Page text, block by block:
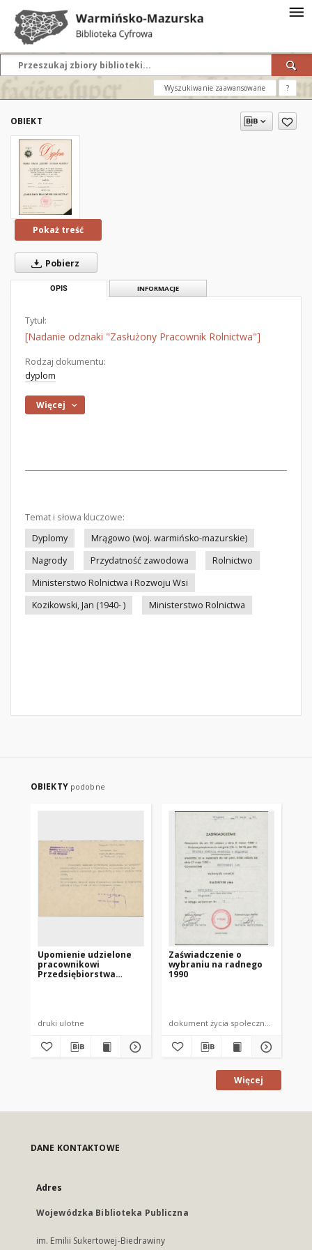
Wyszukiwanie zaawansowane ?
OBIEKT
Pokaż treść
Pobierz
OPIS INFORMACJE
Tytuł:
[Nadanie odznaki "Zasłużony Pracownik Rolnictwa"]
Rodzaj dokumentu:
dyplom
Więcej
Temat i słowa kluczowe:
Dyplomy
Mrągowo (woj. warmińsko-mazurskie)
Nagrody
Przydatność zawodowa
Rolnictwo
Ministerstwo Rolnictwa i Rozwoju Wsi
Kozikowski, Jan (1940- )
Ministerstwo Rolnictwa
OBIEKTY podobne
Upomienie udzielone
pracownikowi
Przedsiębiorstwa
druki ulotne
Zaświadczenie o
wybraniu na radnego
1990
dokument życia społecznego
Więcej
DANE KONTAKTOWE
Adres
Wojewódzka Biblioteka Publiczna
im. Emilii Sukertowej-Biedrawiny